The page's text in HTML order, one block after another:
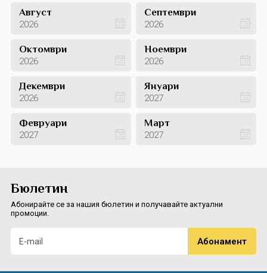
Август
2026
Септември
2026
Октомври
2026
Ноември
2026
Декември
2026
Януари
2027
Февруари
2027
Март
2027
Бюлетин
Абонирайте се за нашия бюлетин и получавайте актуални
промоции.